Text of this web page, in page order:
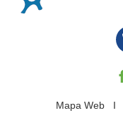
Mapa WebI